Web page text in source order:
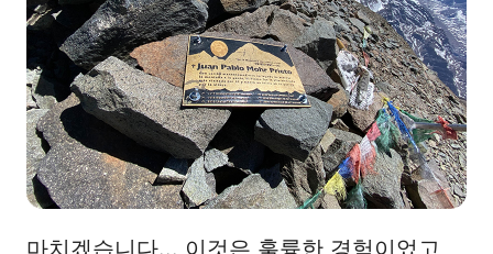
마치겠습니다... 이것은 훌륭한 경험이었고,